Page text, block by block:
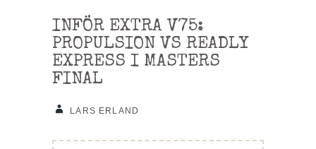
INFÖR EXTRA V75:
PROPULSION VS READLY
EXPRESS I MASTERS
FINAL
LARS ERLAND